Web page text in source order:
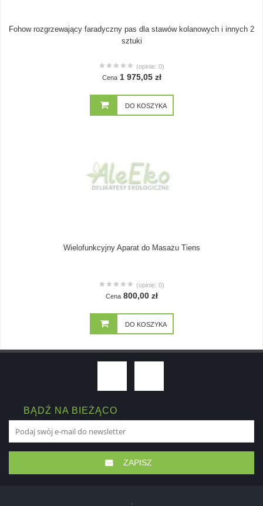
Fohow rozgrzewający faradyczny pas dla stawów kolanowych i innych 2
sztuki
(opinie: 0)
Cena 1 975,05 zł
DO KOSZYKA
Wielofunkcyjny Aparat do Masażu Tiens
(opinie: 0)
Cena 800,00 zł
DO KOSZYKA
BĄDŹ NA BIEŻĄCO
ZAPISZ